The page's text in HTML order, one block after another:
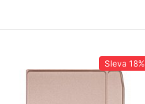
Sleva 18%